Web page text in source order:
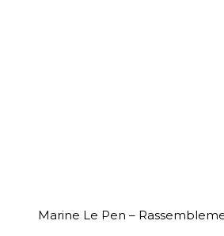
Marine Le Pen –